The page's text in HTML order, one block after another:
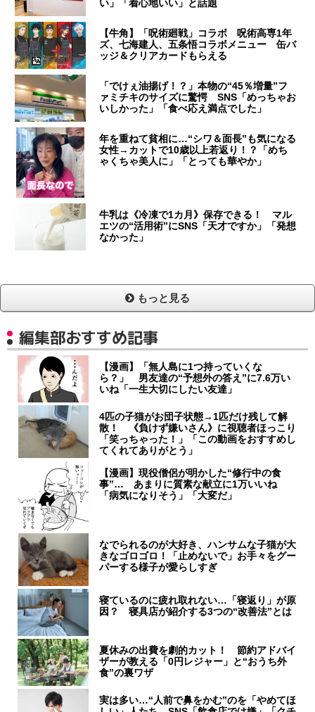
い」「着心地いい」と話題
【牛角】「呪術廻戦」コラボ 呪術高専1年
ズ、七海建人、五条悟コラボメニュー 缶バ
ッジ＆クリアカードもらえる
「でけぇ油揚げ！？」本物の“45％増量”フ
ァミチキのサイズに驚愕 SNS「めっちゃお
いしかった」「食べ応え満点でした」
年を重ねて貧相に…“シワ＆面長”も気になる
女性→カットで10歳以上若返り！？「めち
ゃくちゃ美人に」「とっても華やか」
牛乳は《冷凍で1カ月》保存できる！ マル
エツの“活用術”にSNS「天才ですか」「発想
なかった」
もっと見る
編集部おすすめ記事
【漫画】「無人島に1つ持っていくな
ら？」 男友達の“予想外の答え”に7.6万い
いね「一生大切にしたい友達」
4匹の子猫がお団子状態→1匹だけ残して解
散！ 《負けず嫌いさん》に視聴者ほっこり
「笑っちゃった！」「この動画をおすすめし
てくれてありがとう」
【漫画】現役僧侶が明かした“修行中の食
事”… あまりに質素な献立に1万いいね
「病気になりそう」「大変だ」
なでられるのが大好き、ハンサムな子猫が大
きなゴロゴロ！「止めないで」お手々をグー
パーする様子が愛らしすぎ
寝ているのに疲れ取れない…「寝返り」が原
因？ 寝具店が紹介する3つの“改善法”とは
夏休みの出費を劇的カット！ 節約アドバイ
ザーが教える「0円レジャー」と“おうち外
食”の裏ワザ
実は多い…“人前で鼻をかむ”のを「やめてほ